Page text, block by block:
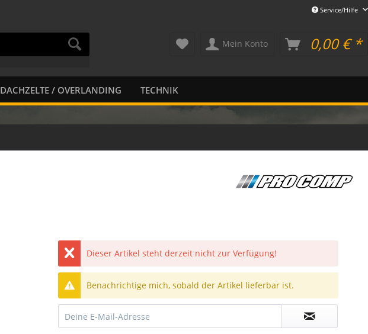
Service/Hilfe
Mein Konto 0,00 € *
DACHZELTE / OVERLANDING TECHNIK
Dieser Artikel steht derzeit nicht zur Verfügung!
Benachrichtige mich, sobald der Artikel lieferbar ist.